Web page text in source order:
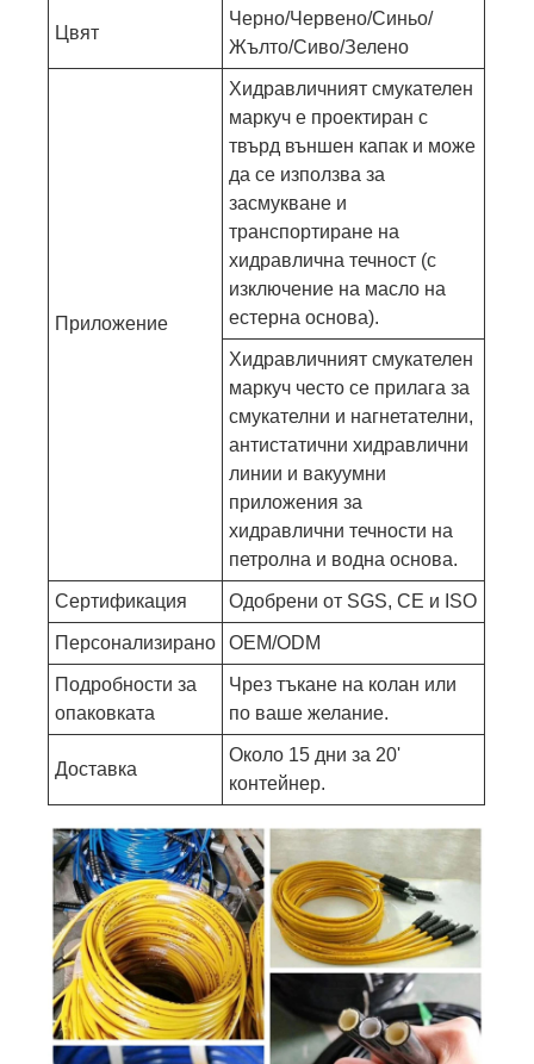
Цвят
Черно/Червено/Синьо/
Жълто/Сиво/Зелено
Приложение
Хидравличният смукателен
маркуч е проектиран с
твърд външен капак и може
да се използва за
засмукване и
транспортиране на
хидравлична течност (с
изключение на масло на
естерна основа).
Хидравличният смукателен
маркуч често се прилага за
смукателни и нагнетателни,
антистатични хидравлични
линии и вакуумни
приложения за
хидравлични течности на
петролна и водна основа.
Сертификация Одобрени от SGS, CE и ISO
Персонализирано OEM/ODM
Подробности за
опаковката
Чрез тъкане на колан или
по ваше желание.
Доставка
Около 15 дни за 20'
контейнер.